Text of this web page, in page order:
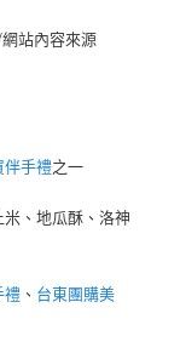
站內容來源
伴手禮之一
米、地瓜酥、洛神
禮 、 台東團購美